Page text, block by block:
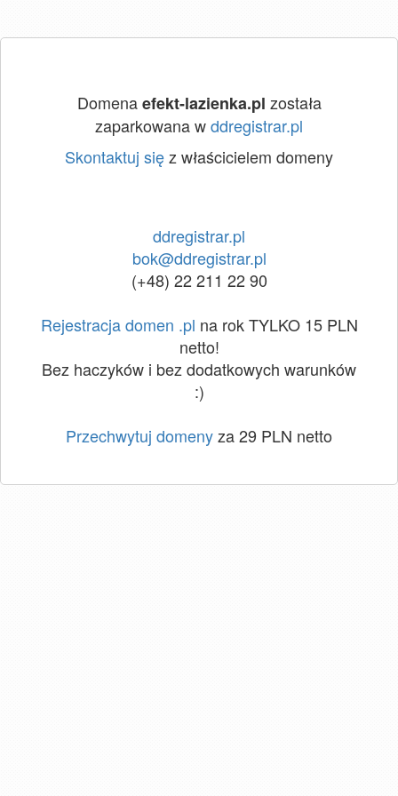
Domenaefekt-lazienka.pl została
zaparkowana wddregistrar.pl
Skontaktuj sięz właścicielem domeny
ddregistrar.pl
bok@ddregistrar.pl
(+48) 22 211 22 90
Rejestracja domen .pl na rok TYLKO 15 PLN
netto!
Bez haczyków i bez dodatkowych warunków
:)
Przechwytuj domenyza 29 PLN netto